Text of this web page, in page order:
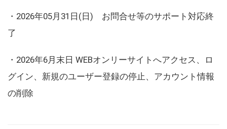
・2026年05月31日(日) お問合せ等のサポート対応終
了
・2026年6月末日 WEBオンリーサイトへアクセス、ロ
グイン、新規のユーザー登録の停止、アカウント情報
の削除